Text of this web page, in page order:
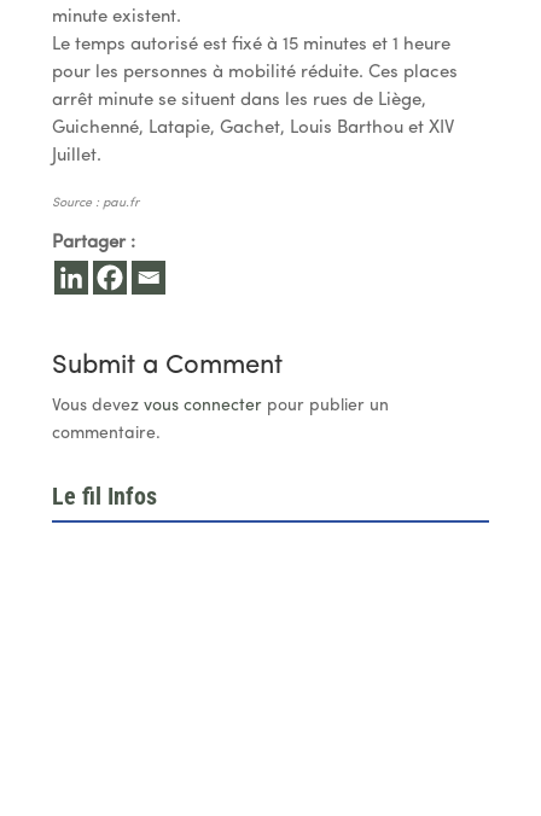
minute existent.
Le temps autorisé est fixé à 15 minutes et 1 heure
pour les personnes à mobilité réduite. Ces places
arrêt minute se situent dans les rues de Liège,
Guichenné, Latapie, Gachet, Louis Barthou et XIV
Juillet.
Source : pau.fr
Partager :
Submit a Comment
Vous devez vous connecterpour publier un
commentaire.
Le fil Infos